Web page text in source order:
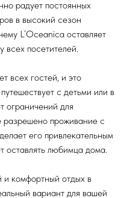
радует постоянных
в высокий сезон
L’Oceanica оставляет
всех посетителей.
всех гостей, и это
с детьми или в
ограничений для
проживание с
его привлекательным
оставлять любимца дома.
и комфортный отдых в
вариант для вашей